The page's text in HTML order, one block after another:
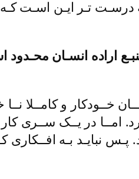
تـر ایـن اسـت
اراده انسـان
خــودکار و کامــلا
امــا در یــک
نبایـد بـه افــکاری